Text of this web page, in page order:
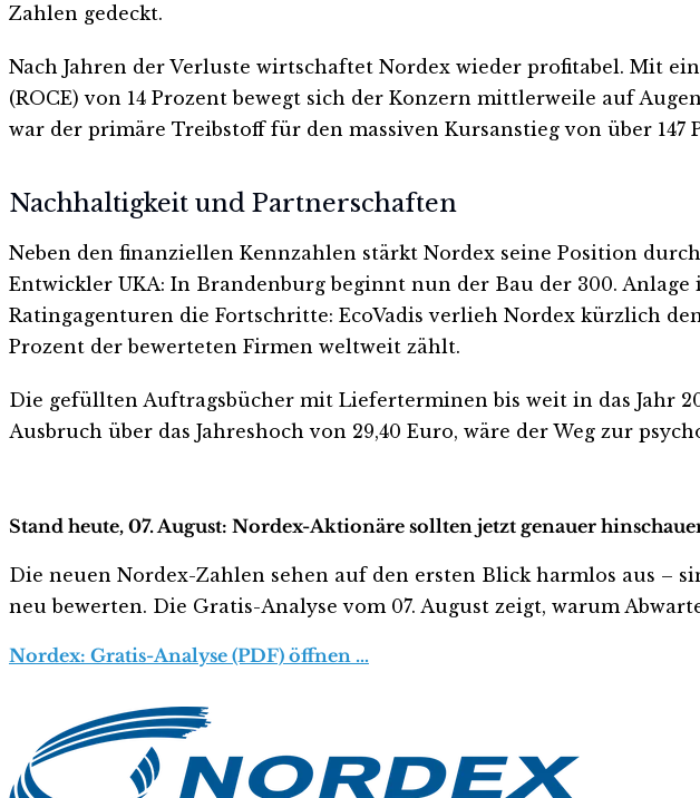
Zahlen gedeckt.
Nach Jahren der Verluste wirtschaftet Nordex wieder profitabel. Mit
(ROCE) von 14 Prozent bewegt sich der Konzern mittlerweile auf
war der primäre Treibstoff für den massiven Kursanstieg von über 147
Nachhaltigkeit und Partnerschaften
Neben den finanziellen Kennzahlen stärkt Nordex seine Position
Entwickler UKA: In Brandenburg beginnt nun der Bau der 300.
Ratingagenturen die Fortschritte: EcoVadis verlieh Nordex kürzlich
Prozent der bewerteten Firmen weltweit zählt.
Die gefüllten Auftragsbücher mit Lieferterminen bis weit in das Jahr
Ausbruch über das Jahreshoch von 29,40 Euro, wäre der Weg zur
Stand heute, 07. August: Nordex-Aktionäre sollten jetzt genauer
Die neuen Nordex-Zahlen sehen auf den ersten Blick harmlos aus –
neu bewerten. Die Gratis-Analyse vom 07. August zeigt, warum
Nordex: Gratis-Analyse (PDF) öffnen …